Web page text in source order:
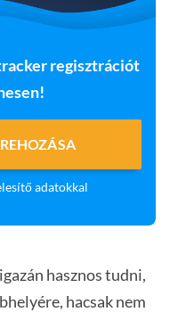
regisztrációt
adatokkal
hasznos tudni,
hacsak nem